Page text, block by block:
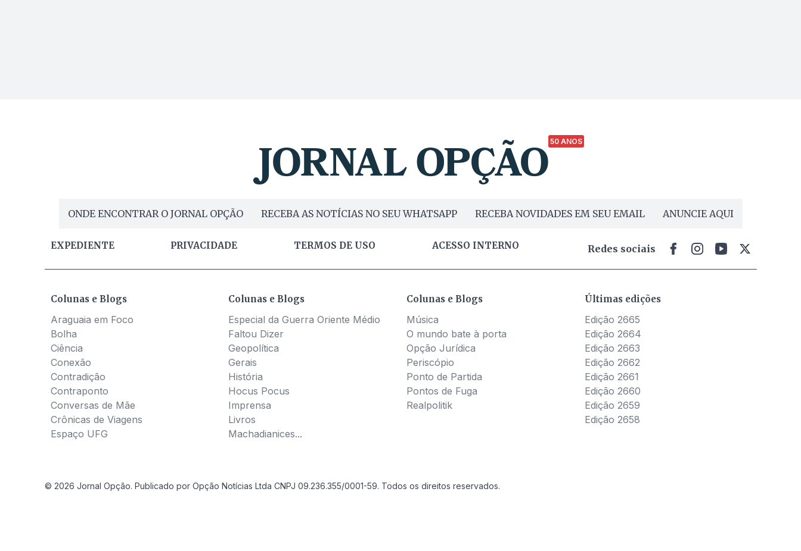
50 ANOS
ONDE ENCONTRAR O JORNAL OPÇÃO RECEBA AS NOTÍCIAS NO SEU WHATSAPP RECEBA NOVIDADES EM SEU EMAIL ANUNCIE AQUI
EXPEDIENTE PRIVACIDADE TERMOS DE USO ACESSO INTERNO Redes sociais
Colunas e Blogs
Araguaia em Foco
Bolha
Ciência
Conexão
Contradição
Contraponto
Conversas de Mãe
Crônicas de Viagens
Espaço UFG
Colunas e Blogs
Especial da Guerra Oriente Médio
Faltou Dizer
Geopolítica
Gerais
História
Hocus Pocus
Imprensa
Livros
Machadianices...
Colunas e Blogs
Música
O mundo bate à porta
Opção Jurídica
Periscópio
Ponto de Partida
Pontos de Fuga
Realpolitik
Últimas edições
Edição 2665
Edição 2664
Edição 2663
Edição 2662
Edição 2661
Edição 2660
Edição 2659
Edição 2658
© 2026 Jornal Opção. Publicado por Opção Notícias Ltda CNPJ 09.236.355/0001-59. Todos os direitos reservados.